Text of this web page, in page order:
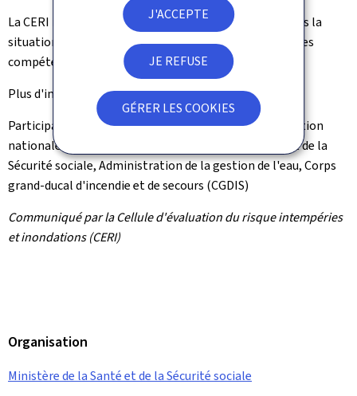
J'ACCEPTE
JE REFUSE
GÉRER LES COOKIES
La CERI ne prévoit plus de nouvelle réunion, néanmoins la
situation continuera d'être suivie de près par les services
compétents.
Plus d'informations:www.infocrise.lu
Participants à la CERI: Haut-Commissariat à la protection
nationale (HCPN), MeteoLux, ministère de la Santé et de la
Sécurité sociale, Administration de la gestion de l'eau, Corps
grand-ducal d'incendie et de secours (CGDIS)
Communiqué par la Cellule d'évaluation du risque intempéries
et inondations (CERI)
Organisation
Ministère de la Santé et de la Sécurité sociale